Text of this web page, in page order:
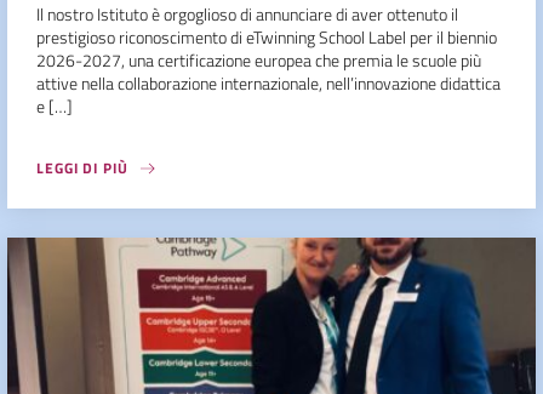
Il nostro Istituto è orgoglioso di annunciare di aver ottenuto il
prestigioso riconoscimento di eTwinning School Label per il biennio
2026-2027, una certificazione europea che premia le scuole più
attive nella collaborazione internazionale, nell’innovazione didattica
e […]
LEGGI DI PIÙ